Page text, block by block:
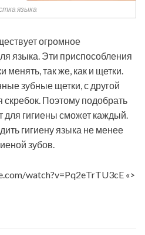
языка
огромное
языка. Эти приспособления
менять, так же, как и щетки.
зубные щетки, с другой
Поэтому подобрать
для гигиены сможет каждый.
гигиену языка не менее
зубов.
watch?v=Pq2eTrTU3cE «>